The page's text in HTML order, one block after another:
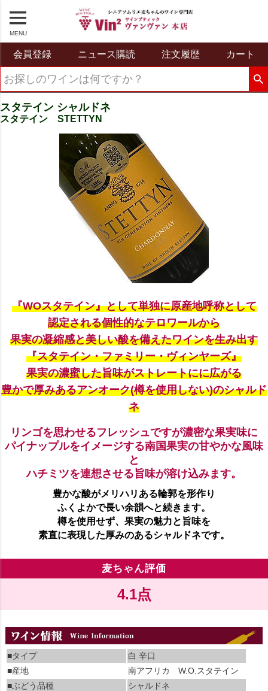
MENU
会員登録 ニュース購読 注文履歴 カート
スタテイン シャルドネ
スタテイン STETTYN
『WOスタテイン』として単独に原産地呼称として
認定される個性的なテロワールから
果実の凝縮感と美しい酸を備えたワインを生み出す
『スタテイン・ファミリー・ヴィンヤーズ』
果実の濃蜜した旨味がストレートにに広がる
豊かで厚みあるアンオーク(樽を使用しない)のシャルド
ネ
リンゴを思わせるフレッシュですが濃密な果実味に
パイナップルをイメージする南国果実の甘やかな風味
と
ハチミツを連想させる旨味が溶け込みます。
豊かな酸がメリハリある輪郭を形作り
ふくよかで長い余韻へと続きます。
樽を使用せず、果実の魅力と旨味を
素直に表現した厚みのあるシャルドネです。
麦ちゃん評価
4.1点
■タイプ
白 辛口
■産地
南アフリカ W.O.スタテイン
■ぶどう品種
シャルドネ